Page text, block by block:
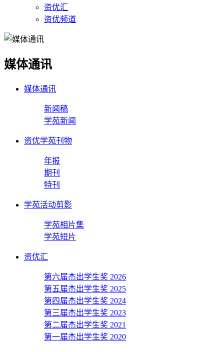
资优汇
资优频道
媒体通讯
媒体通讯
新闻稿
学苑新闻
资优学苑刊物
年报
期刊
特刊
学苑活动剪影
学苑相片集
学苑短片
资优汇
第六届杰出学生奖 2026
第五届杰出学生奖 2025
第四届杰出学生奖 2024
第三届杰出学生奖 2023
第二届杰出学生奖 2021
第一届杰出学生奖 2020